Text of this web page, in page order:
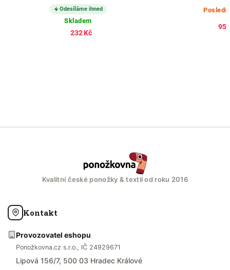
Odesíláme ihned
Skladem
232 Kč
Kvalitní české ponožky & textil od roku 2016
Kontakt
Provozovatel eshopu
Ponožkovna.cz s.r.o., IČ 24929671
Lipová 156/7, 500 03 Hradec Králové